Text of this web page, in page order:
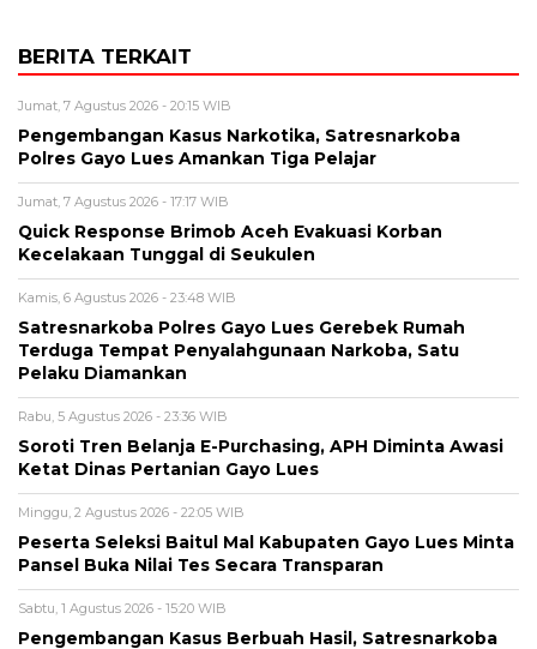
BERITA TERKAIT
Jumat, 7 Agustus 2026 - 20:15 WIB
Pengembangan Kasus Narkotika, Satresnarkoba
Polres Gayo Lues Amankan Tiga Pelajar
Jumat, 7 Agustus 2026 - 17:17 WIB
Quick Response Brimob Aceh Evakuasi Korban
Kecelakaan Tunggal di Seukulen
Kamis, 6 Agustus 2026 - 23:48 WIB
Satresnarkoba Polres Gayo Lues Gerebek Rumah
Terduga Tempat Penyalahgunaan Narkoba, Satu
Pelaku Diamankan
Rabu, 5 Agustus 2026 - 23:36 WIB
Soroti Tren Belanja E-Purchasing, APH Diminta Awasi
Ketat Dinas Pertanian Gayo Lues
Minggu, 2 Agustus 2026 - 22:05 WIB
Peserta Seleksi Baitul Mal Kabupaten Gayo Lues Minta
Pansel Buka Nilai Tes Secara Transparan
Sabtu, 1 Agustus 2026 - 15:20 WIB
Pengembangan Kasus Berbuah Hasil, Satresnarkoba